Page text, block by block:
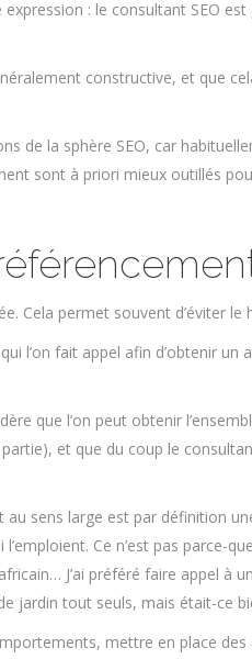
: le consultant SEO
constructive, et que
de la sphère SEO, car
sont à priori mieux outillés
Cela permet souvent d’éviter le
fait appel afin d’obtenir un
que l’on peut obtenir
et que du coup le
sens large est par définition
Ce n’est pas parce-
J’ai préféré faire appel à
jardin tout seuls, mais était-ce
mettre en place